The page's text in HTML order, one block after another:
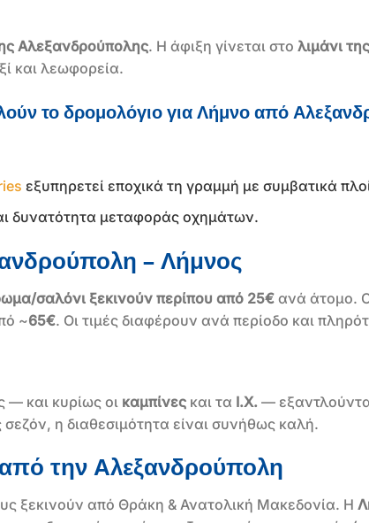
Αλεξανδρούπολης. Η άφιξη γίνεται στο λιμάνι
και λεωφορεία.
το δρομολόγιο για Λήμνο από
εξυπηρετεί εποχικά τη γραμμή με συμβατικά
δυνατότητα μεταφοράς οχημάτων.
– Λήμνος
σαλόνι ξεκινούν περίπου από 25€ανά άτομο.
~65€. Οι τιμές διαφέρουν ανά περίοδο και
— και κυρίως οι καμπίνεςκαι τα Ι.Χ.—
η διαθεσιμότητα είναι συνήθως καλή.
την Αλεξανδρούπολη
ξεκινούν από Θράκη & Ανατολική Μακεδονία. Η